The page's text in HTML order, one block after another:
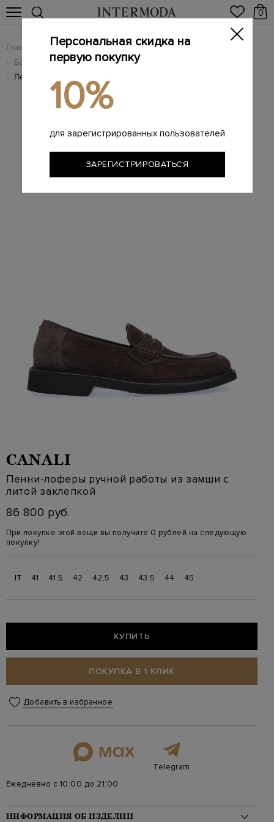
0
Главная Мужчинам / Брендовая мужская обувь
/ Брендовые мужские лоферы
/ Пенни-лоферы ручной работы из замши с литой заклепкой
CANALI
Пенни-лоферы ручной работы из замши с
литой заклепкой
86 800 руб.
При покупке этой вещи вы получите 0 рублей на следующую
покупку!
IT 41 41,5 42 42,5 43 43,5 44 45
КУПИТЬ
ПОКУПКА В 1 КЛИК
Добавить в избранное
Telegram
Ежедневно с 10:00 до 21:00
ИНФОРМАЦИЯ ОБ ИЗДЕЛИИ
Персональная скидка на
первую покупку
10%
для зарегистрированных пользователей
ЗАРЕГИСТРИРОВАТЬСЯ